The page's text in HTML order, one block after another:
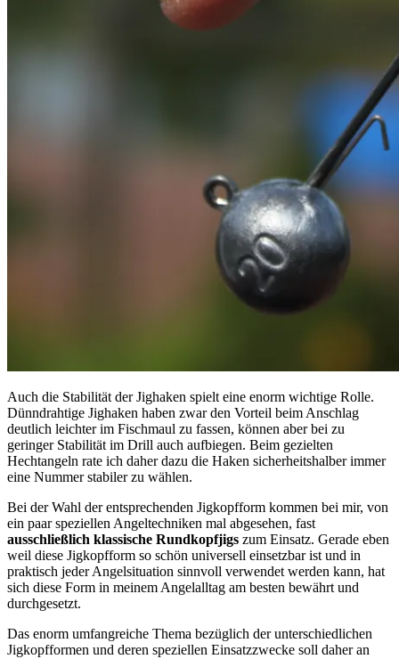
Auch die Stabilität der Jighaken spielt eine enorm wichtige Rolle.
Dünndrahtige Jighaken haben zwar den Vorteil beim Anschlag
deutlich leichter im Fischmaul zu fassen, können aber bei zu
geringer Stabilität im Drill auch aufbiegen. Beim gezielten
Hechtangeln rate ich daher dazu die Haken sicherheitshalber immer
eine Nummer stabiler zu wählen.
Bei der Wahl der entsprechenden Jigkopfform kommen bei mir, von
ein paar speziellen Angeltechniken mal abgesehen, fast
ausschließlich klassische Rundkopfjigs zum Einsatz. Gerade eben
weil diese Jigkopfform so schön universell einsetzbar ist und in
praktisch jeder Angelsituation sinnvoll verwendet werden kann, hat
sich diese Form in meinem Angelalltag am besten bewährt und
durchgesetzt.
Das enorm umfangreiche Thema bezüglich der unterschiedlichen
Jigkopfformen und deren speziellen Einsatzzwecke soll daher an